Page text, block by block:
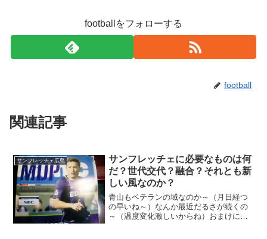
footballをフォローする
football
関連記事
サンフレッチェ広島
サンフレッチェに必要なものは何
だ？世代交代？融合？それとも新
しい風なのか？
青山もベテランの域なのか～（月日経つ
の早いね～）なんか最近だるさが続くの
～（温度変化激しいからね）おまけにふ